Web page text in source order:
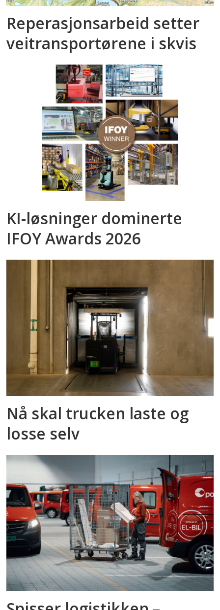
Reperasjonsarbeid setter
veitransportørene i skvis
KI-løsninger dominerte
IFOY Awards 2026
Nå skal trucken laste og
losse selv